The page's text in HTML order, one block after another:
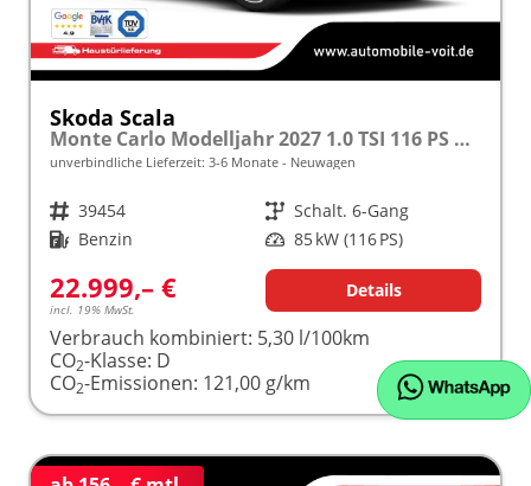
Skoda Scala
Monte Carlo Modelljahr 2027 1.0 TSI 116 PS Panoramadach 17"Alu frei konfigurierbar!
unverbindliche Lieferzeit: 3-6 Monate Neuwagen
Fahrzeugnr. 39454 Getriebe Schalt. 6-Gang
Kraftstoff Benzin Leistung 85 kW (116 PS)
22.999,– €
incl. 19% MwSt.
Details
Verbrauch kombiniert: 5,30 l/100km
CO2-Klasse: D
CO2-Emissionen: 121,00 g/km